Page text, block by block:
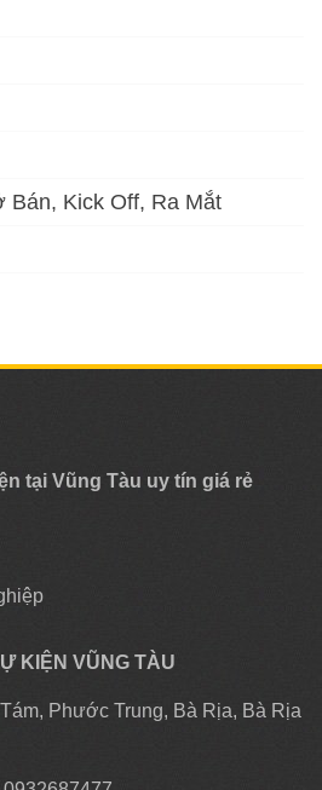
Kick Off, Ra Mắt
tại Vũng Tàu uy tín giá rẻ
KIỆN VŨNG TÀU
Phước Trung, Bà Rịa, Bà Rịa